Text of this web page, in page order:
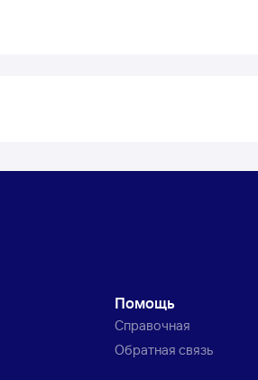
Помощь
Справочная
Обратная связь